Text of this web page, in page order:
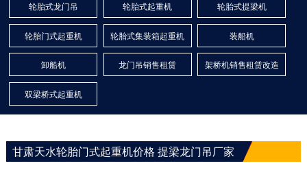
轮胎式龙门吊 轮胎式起重机 轮胎式提梁机
轮胎门式起重机 轮胎式集装箱起重机 装船机
卸船机 龙门吊销售租赁 架桥机销售租赁改造
双梁桥式起重机
甘肃天水轮胎门式起重机价格 提梁龙门吊厂家